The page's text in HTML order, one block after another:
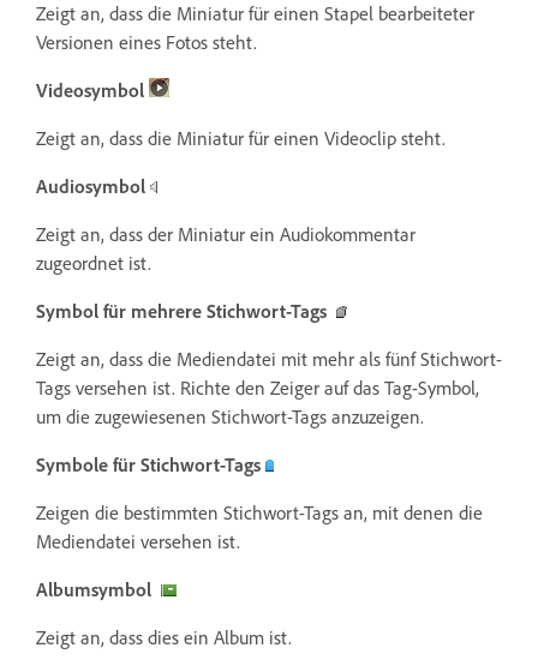
Zeigt an, dass die Miniatur für einen Stapel bearbeiteter
Versionen eines Fotos steht.
Videosymbol
Zeigt an, dass die Miniatur für einen Videoclip steht.
Audiosymbol
Zeigt an, dass der Miniatur ein Audiokommentar
zugeordnet ist.
Symbol für mehrere Stichwort-Tags
Zeigt an, dass die Mediendatei mit mehr als fünf Stichwort-
Tags versehen ist. Richte den Zeiger auf das Tag-Symbol,
um die zugewiesenen Stichwort-Tags anzuzeigen.
Symbole für Stichwort-Tags
Zeigen die bestimmten Stichwort-Tags an, mit denen die
Mediendatei versehen ist.
Albumsymbol
Zeigt an, dass dies ein Album ist.